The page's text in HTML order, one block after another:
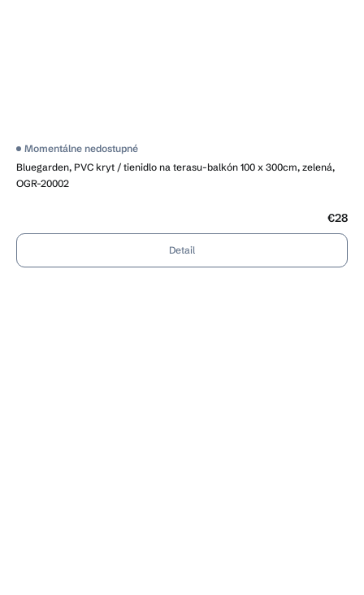
Bluegarden, PVC kryt / tienidlo na terasu-balkón 100 x 300cm, zelená,
OGR-20002
Momentálne nedostupné
€28
Detail